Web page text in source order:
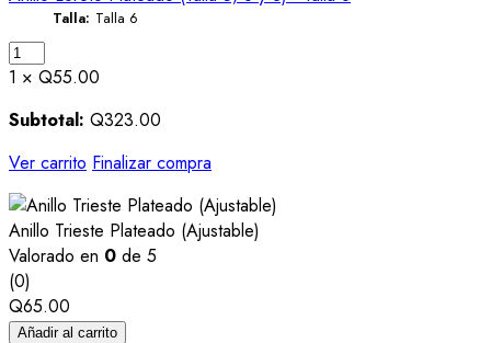
Talla: Talla 6
1 × Q55.00
Subtotal: Q323.00
Ver carrito Finalizar compra
Anillo Trieste Plateado (Ajustable)
Valorado en 0 de 5
(0)
Q65.00
Añadir al carrito